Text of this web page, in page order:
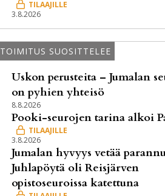
3.8.2026
TOIMITUS SUOSITTELEE
Uskon perusteita – Jumalan
on pyhien yhteisö
8.8.2026
Pooki-seurojen tarina alkoi
3.8.2026
Jumalan hyvyys vetää
Juhlapöytä oli Reisjärven
opistoseuroissa katettuna